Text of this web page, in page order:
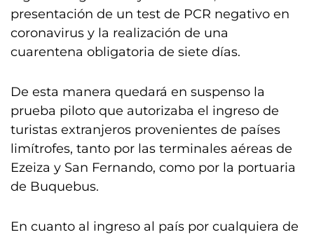
presentación de un test de PCR negativo en
coronavirus y la realización de una
cuarentena obligatoria de siete días.
De esta manera quedará en suspenso la
prueba piloto que autorizaba el ingreso de
turistas extranjeros provenientes de países
limítrofes, tanto por las terminales aéreas de
Ezeiza y San Fernando, como por la portuaria
de Buquebus.
En cuanto al ingreso al país por cualquiera de